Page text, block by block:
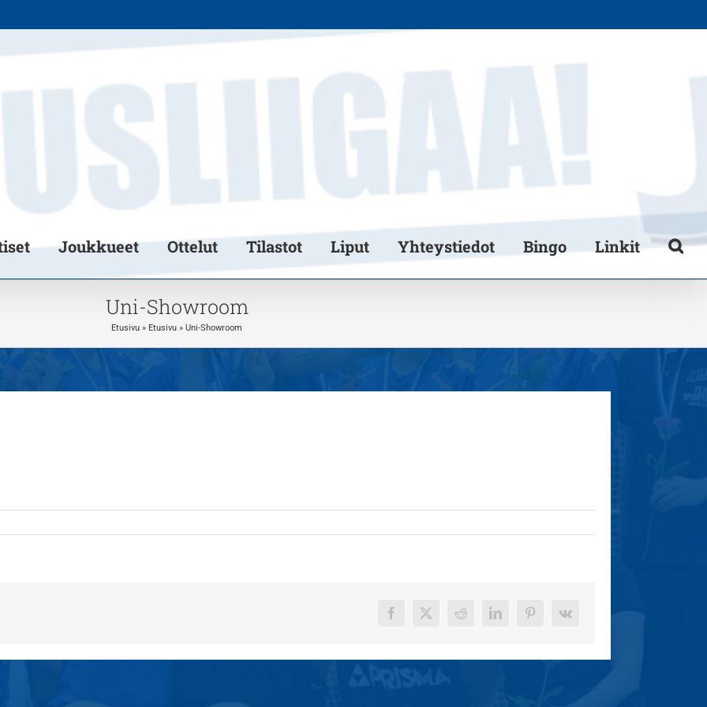
Joukkueet Ottelut Tilastot Liput Yhteystiedot Bingo Linkit
Uni-Showroom
Etusivu » Etusivu » Uni-Showroom
Facebook
X Reddit LinkedInPinterest
Vk